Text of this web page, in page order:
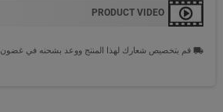
PRODUCT VIDEO
local_shipping قم بتخصيص شعارك لهذا المنتج ووعد بشحنه في غضون 7 أيام عمل.